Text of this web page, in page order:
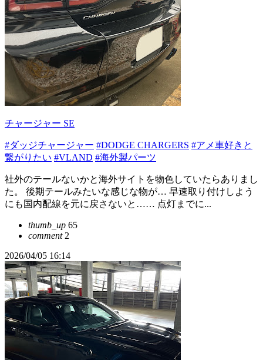
チャージャー SE
#ダッジチャージャー #DODGE CHARGERS #アメ車好きと
繋がりたい #VLAND #海外製パーツ
社外のテールないかと海外サイトを物色していたらありまし
た。 後期テールみたいな感じな物が… 早速取り付けしよう
にも国内配線を元に戻さないと…… 点灯までに...
thumb_up 65
comment2
2026/04/05 16:14